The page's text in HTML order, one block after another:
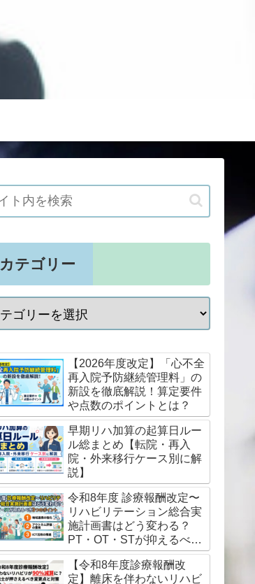
カテゴリー
【2026年度改定】「心不全
再入院予防継続管理料」の
新設を徹底解説！算定要件
や点数のポイントとは？
早期リハ加算の起算日ルー
ル総まとめ【転院・再入
院・外来移行ケース別に解
説】
令和8年度 診療報酬改定〜
リハビリテーション総合実
施計画書はどう変わる？
PT・OT・STが抑えるべき
3つのポイント
【令和8年度診療報酬改
定】離床を伴わないリハビ